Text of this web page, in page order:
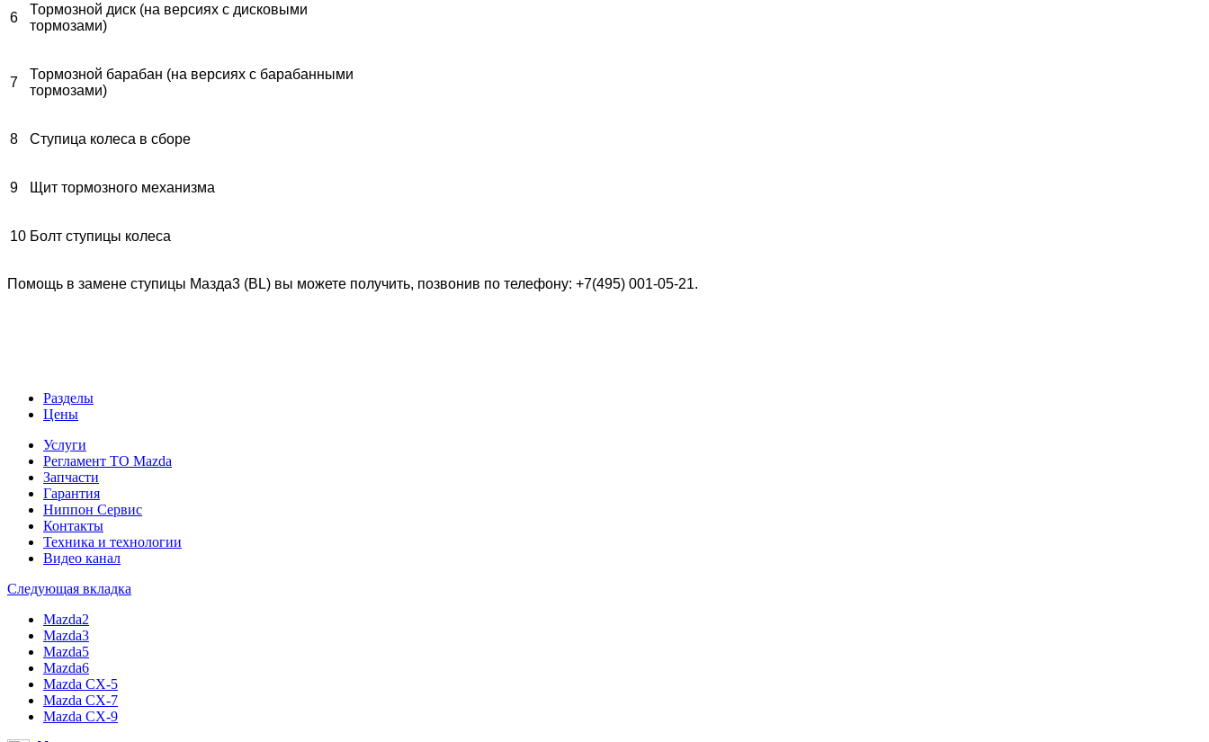
6
Тормозной диск (на версиях с дисковыми
тормозами)
7
Тормозной барабан (на версиях с барабанными
тормозами)
8 Ступица колеса в сборе
9 Щит тормозного механизма
10 Болт ступицы колеса
Помощь в замене ступицы Мазда3 (BL) вы можете получить, позвонив по телефону: +7(495) 001-05-21.
Разделы
Цены
Услуги
Регламент ТО Mazda
Запчасти
Гарантия
Ниппон Сервис
Контакты
Техника и технологии
Видео канал
Следующая вкладка
Mazda2
Mazda3
Mazda5
Mazda6
Mazda CX-5
Mazda CX-7
Mazda CX-9